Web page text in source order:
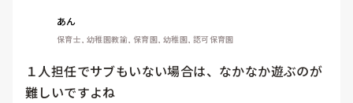
あん
保育士, 幼稚園教諭, 保育園, 幼稚園, 認可保育園
１人担任でサブもいない場合は、なかなか遊ぶのが
難しいですよね